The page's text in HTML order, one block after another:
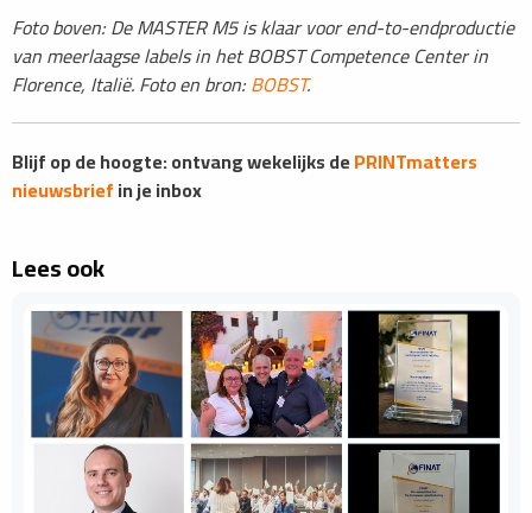
Foto boven: De MASTER M5 is klaar voor end-to-endproductie
van meerlaagse labels in het BOBST Competence Center in
Florence, Italië. Foto en bron:BOBST.
Blijf op de hoogte: ontvang wekelijks dePRINTmatters
nieuwsbriefin je inbox
Lees ook